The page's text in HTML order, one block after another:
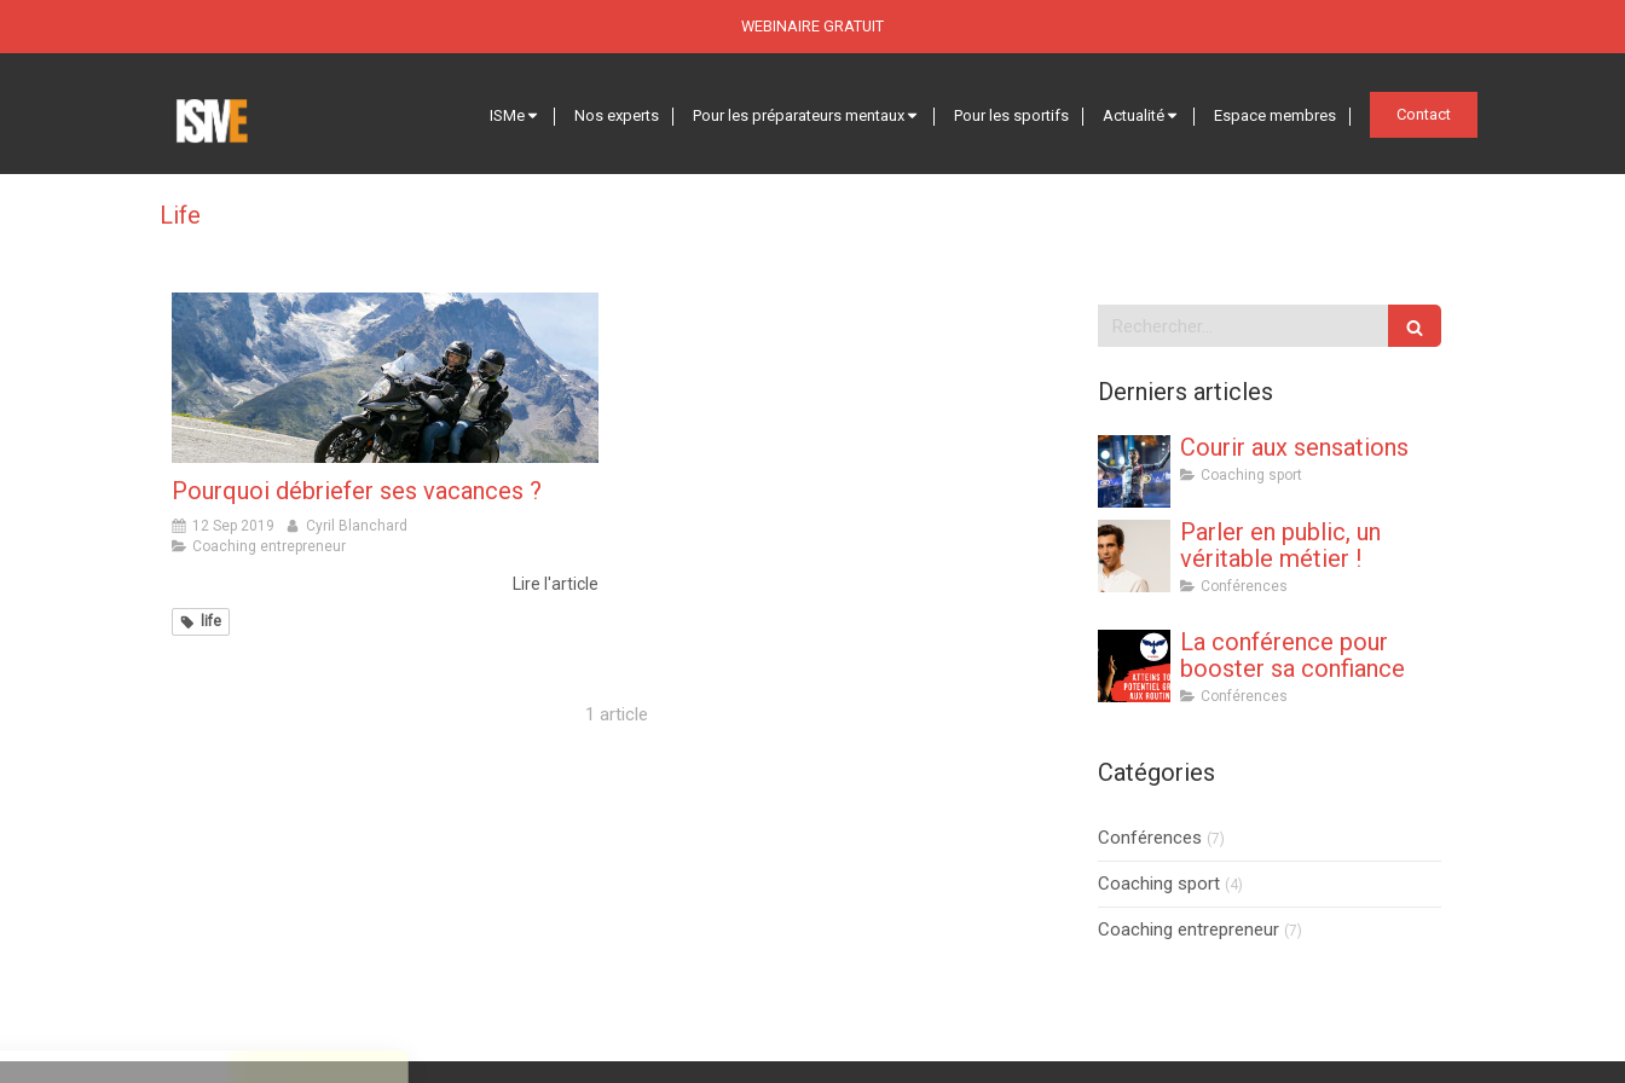
WEBINAIRE GRATUIT
ISMe Nos experts Pour les préparateurs mentaux Pour les sportifs Actualité Espace membres Contact
Life
Pourquoi débriefer ses vacances ?
12 Sep 2019
Cyril Blanchard
Coaching entrepreneur
Lire l'article
life
1 article
Derniers articles
Courir aux sensations
Coaching sport
Parler en public, un
véritable métier !
Conférences
La conférence pour
booster sa confiance
Conférences
Catégories
Conférences (7)
Coaching sport (4)
Coaching entrepreneur (7)